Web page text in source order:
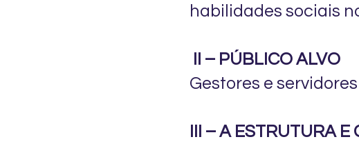
habilidades sociais
II – PÚBLICO ALVO
Gestores e
III – A ESTRUTURA